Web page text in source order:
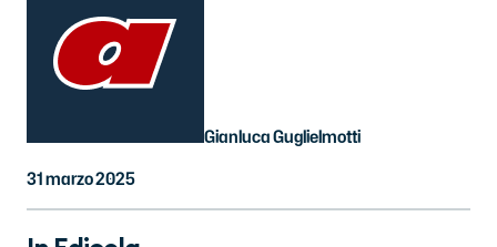
Gianluca Guglielmotti
31 marzo 2025